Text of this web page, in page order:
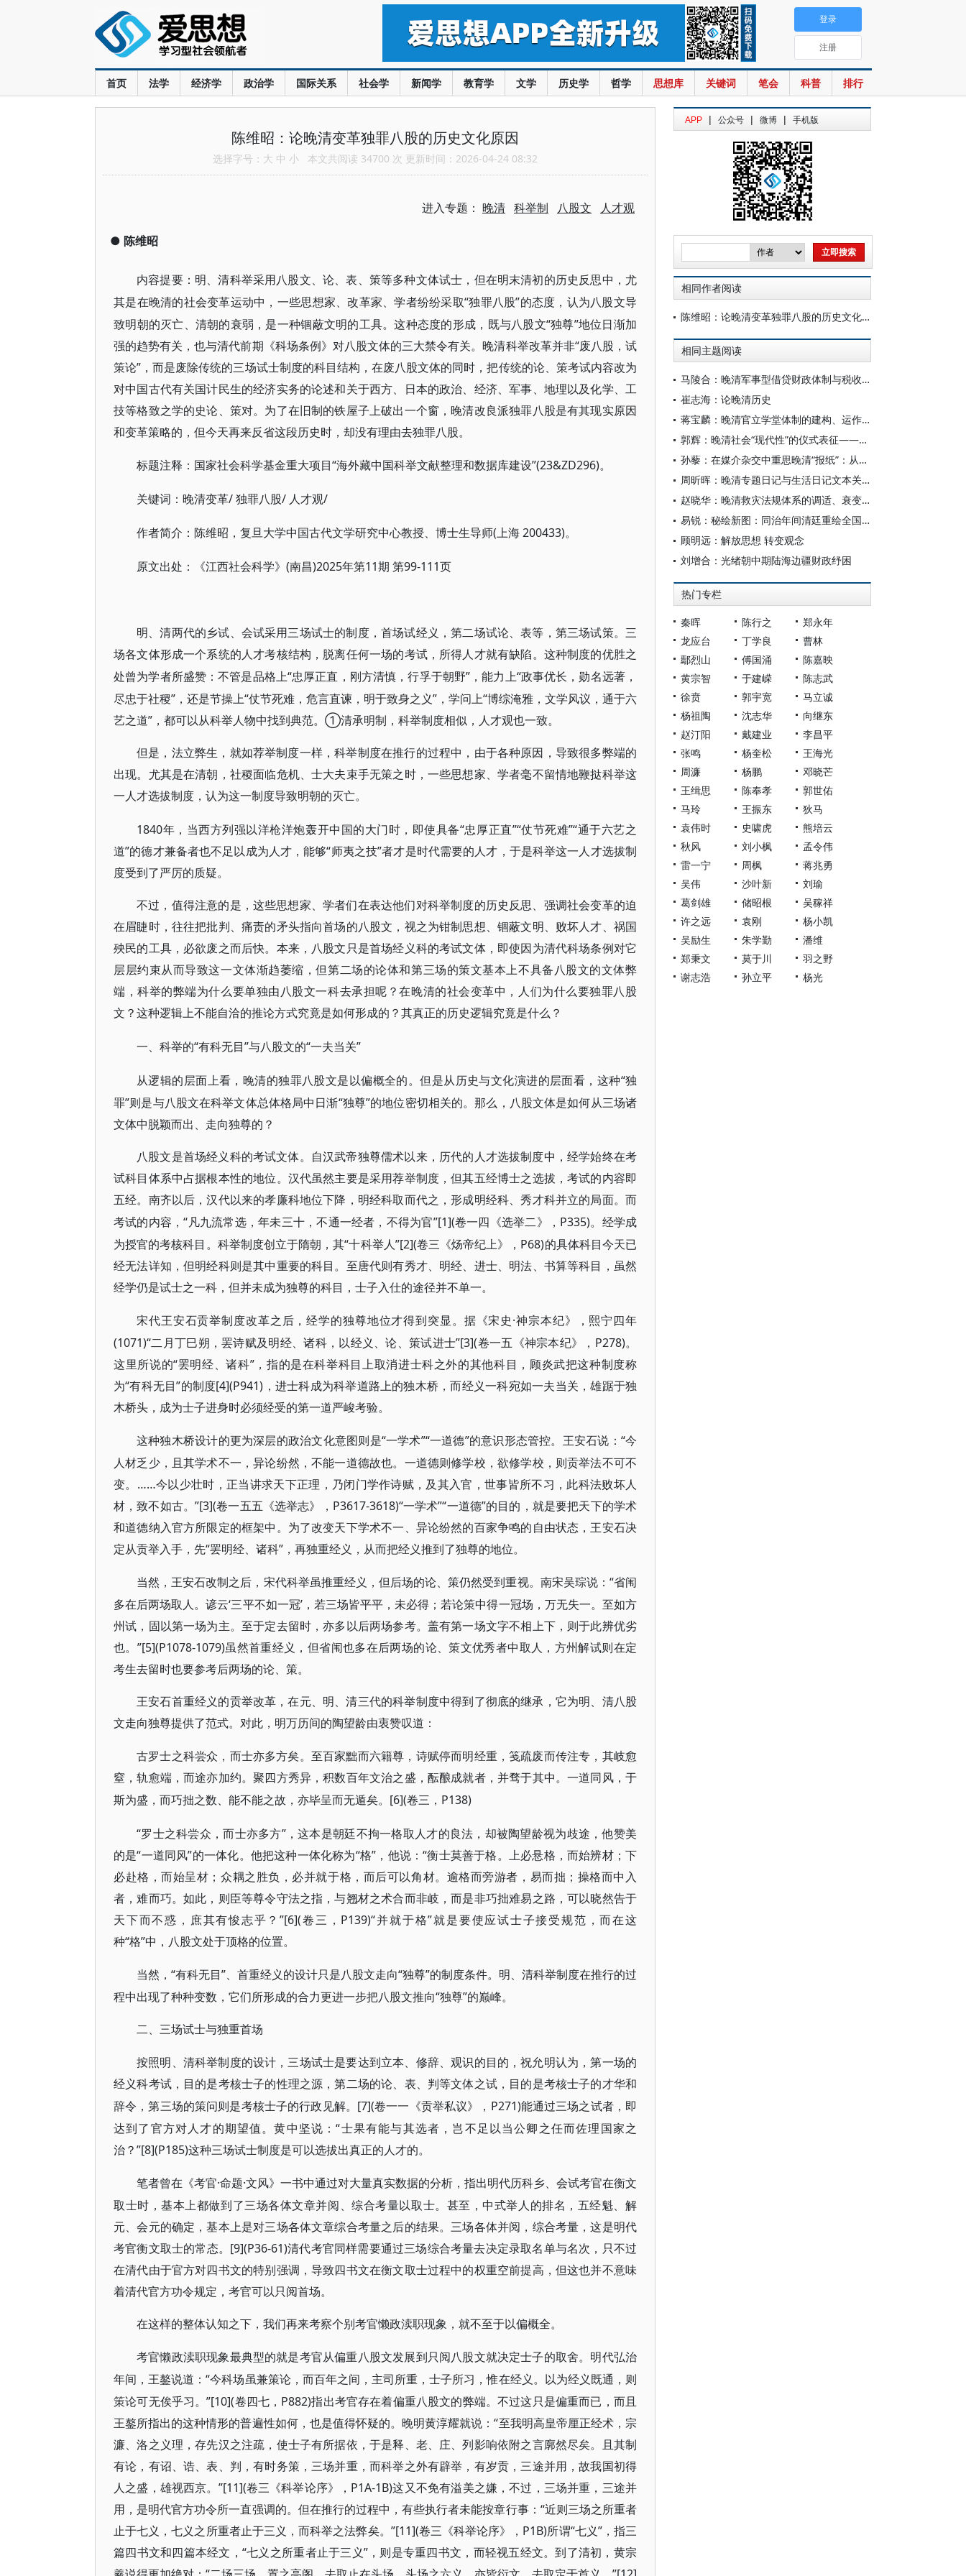
首页 法学 经济学 政治学 国际关系 社会学 新闻学 教育学 文学 历史学 哲学 思想库 关键词 笔会 科普 排行
登录
注册
陈维昭：论晚清变革独罪八股的历史文化原因
选择字号： 大 中 小 本文共阅读 34700 次 更新时间：2026-04-24 08:32
进入专题： 晚清 科举制 八股文 人才观
● 陈维昭
内容提要：明、清科举采用八股文、论、表、策等多种文体试士，但在明末清初的历史反思中，尤
其是在晚清的社会变革运动中，一些思想家、改革家、学者纷纷采取“独罪八股”的态度，认为八股文导
致明朝的灭亡、清朝的衰弱，是一种锢蔽文明的工具。这种态度的形成，既与八股文“独尊”地位日渐加
强的趋势有关，也与清代前期《科场条例》对八股文体的三大禁令有关。晚清科举改革并非“废八股，试
策论”，而是废除传统的三场试士制度的科目结构，在废八股文体的同时，把传统的论、策考试内容改为
对中国古代有关国计民生的经济实务的论述和关于西方、日本的政治、经济、军事、地理以及化学、工
技等格致之学的史论、策对。为了在旧制的铁屋子上破出一个窗，晚清改良派独罪八股是有其现实原因
和变革策略的，但今天再来反省这段历史时，却没有理由去独罪八股。
标题注释：国家社会科学基金重大项目 “海外藏中国科举文献整理和数据库建设”(23&ZD296)。
关键词：晚清变革/ 独罪八股/ 人才观/
作者简介：陈维昭，复旦大学中国古代文学研究中心教授、博士生导师(上海 200433)。
原文出处：《江西社会科学》 (南昌)2025年第11期 第99-111页
明、清两代的乡试、会试采用三场试士的制度，首场试经义，第二场试论、表等，第三场试策。三
场各文体形成一个系统的人才考核结构，脱离任何一场的考试，所得人才就有缺陷。这种制度的优胜之
处曾为学者所盛赞：不管是品格上“忠厚正直，刚方清慎，行孚于朝野”，能力上“政事优长，勋名远著，
尽忠于社稷”，还是节操上“仗节死难，危言直谏，明于致身之义”，学问上“博综淹雅，文学风议，通于六
艺之道”，都可以从科举人物中找到典范。①清承明制，科举制度相似，人才观也一致。
但是，法立弊生，就如荐举制度一样，科举制度在推行的过程中，由于各种原因，导致很多弊端的
出现。尤其是在清朝，社稷面临危机、士大夫束手无策之时，一些思想家、学者毫不留情地鞭挞科举这
一人才选拔制度，认为这一制度导致明朝的灭亡。
1840年，当西方列强以洋枪洋炮轰开中国的大门时，即使具备“忠厚正直”“仗节死难”“通于六艺之
道”的德才兼备者也不足以成为人才，能够“师夷之技”者才是时代需要的人才，于是科举这一人才选拔制
度受到了严厉的质疑。
不过，值得注意的是，这些思想家、学者们在表达他们对科举制度的历史反思、强调社会变革的迫
在眉睫时，往往把批判、痛责的矛头指向首场的八股文，视之为钳制思想、锢蔽文明、败坏人才、祸国
殃民的工具，必欲废之而后快。本来，八股文只是首场经义科的考试文体，即使因为清代科场条例对它
层层约束从而导致这一文体渐趋萎缩，但第二场的论体和第三场的策文基本上不具备八股文的文体弊
端，科举的弊端为什么要单独由八股文一科去承担呢？在晚清的社会变革中，人们为什么要独罪八股
文？这种逻辑上不能自洽的推论方式究竟是如何形成的？其真正的历史逻辑究竟是什么？
一、科举的“有科无目”与八股文的“一夫当关”
从逻辑的层面上看，晚清的独罪八股文是以偏概全的。但是从历史与文化演进的层面看，这种“独
罪”则是与八股文在科举文体总体格局中日渐“独尊”的地位密切相关的。那么，八股文体是如何从三场诸
文体中脱颖而出、走向独尊的？
八股文是首场经义科的考试文体。自汉武帝独尊儒术以来，历代的人才选拔制度中，经学始终在考
试科目体系中占据根本性的地位。汉代虽然主要是采用荐举制度，但其五经博士之选拔，考试的内容即
五经。南齐以后，汉代以来的孝廉科地位下降，明经科取而代之，形成明经科、秀才科并立的局面。而
考试的内容，“凡九流常选，年未三十，不通一经者，不得为官”[1](卷一四《选举二》，P335)。经学成
为授官的考核科目。科举制度创立于隋朝，其“十科举人”[2](卷三《炀帝纪上》，P68)的具体科目今天已
经无法详知，但明经科则是其中重要的科目。至唐代则有秀才、明经、进士、明法、书算等科目，虽然
经学仍是试士之一科，但并未成为独尊的科目，士子入仕的途径并不单一。
宋代王安石贡举制度改革之后，经学的独尊地位才得到突显。据《宋史 ·神宗本纪》，熙宁四年
(1071)“二月丁巳朔，罢诗赋及明经、诸科，以经义、论、策试进士”[3](卷一五《神宗本纪》，P278)。
这里所说的“罢明经、诸科”，指的是在科举科目上取消进士科之外的其他科目，顾炎武把这种制度称
为“有科无目”的制度[4](P941)，进士科成为科举道路上的独木桥，而经义一科宛如一夫当关，雄踞于独
木桥头，成为士子进身时必须经受的第一道严峻考验。
这种独木桥设计的更为深层的政治文化意图则是“一学术”“一道德”的意识形态管控。王安石说：“今
人材乏少，且其学术不一，异论纷然，不能一道德故也。一道德则修学校，欲修学校，则贡举法不可不
变。……今以少壮时，正当讲求天下正理，乃闭门学作诗赋，及其入官，世事皆所不习，此科法败坏人
材，致不如古。”[3](卷一五五《选举志》，P3617-3618)“一学术”“一道德”的目的，就是要把天下的学术
和道德纳入官方所限定的框架中。为了改变天下学术不一、异论纷然的百家争鸣的自由状态，王安石决
定从贡举入手，先“罢明经、诸科”，再独重经义，从而把经义推到了独尊的地位。
当然，王安石改制之后，宋代科举虽推重经义，但后场的论、策仍然受到重视。南宋吴琮说： “省闱
多在后两场取人。谚云‘三平不如一冠’，若三场皆平平，未必得；若论策中得一冠场，万无失一。至如方
州试，固以第一场为主。至于定去留时，亦多以后两场参考。盖有第一场文字不相上下，则于此辨优劣
也。”[5](P1078-1079)虽然首重经义，但省闱也多在后两场的论、策文优秀者中取人，方州解试则在定
考生去留时也要参考后两场的论、策。
王安石首重经义的贡举改革，在元、明、清三代的科举制度中得到了彻底的继承，它为明、清八股
文走向独尊提供了范式。对此，明万历间的陶望龄由衷赞叹道：
古罗士之科尝众，而士亦多方矣。至百家黜而六籍尊，诗赋停而明经重，笺疏废而传注专，其岐愈
窒，轨愈端，而途亦加约。聚四方秀异，积数百年文治之盛，酝酿成就者，并骛于其中。一道同风，于
斯为盛，而巧拙之数、能不能之故，亦毕呈而无遁矣。 [6](卷三，P138)
“罗士之科尝众，而士亦多方”，这本是朝廷不拘一格取人才的良法，却被陶望龄视为歧途，他赞美
的是“一道同风”的一体化。他把这种一体化称为“格”，他说：“衡士莫善于格。上必悬格，而始辨材；下
必赴格，而始呈材；众耦之胜负，必并就于格，而后可以角材。逾格而旁游者，易而拙；操格而中入
者，难而巧。如此，则臣等尊令守法之指，与翘材之术合而非岐，而是非巧拙难易之路，可以晓然告于
天下而不惑，庶其有悛志乎？”[6](卷三，P139)“并就于格”就是要使应试士子接受规范，而在这
种“格”中，八股文处于顶格的位置。
当然， “有科无目”、首重经义的设计只是八股文走向“独尊”的制度条件。明、清科举制度在推行的过
程中出现了种种变数，它们所形成的合力更进一步把八股文推向“独尊”的巅峰。
二、三场试士与独重首场
按照明、清科举制度的设计，三场试士是要达到立本、修辞、观识的目的，祝允明认为，第一场的
经义科考试，目的是考核士子的性理之源，第二场的论、表、判等文体之试，目的是考核士子的才华和
辞令，第三场的策问则是考核士子的行政见解。 [7](卷一一《贡举私议》，P271)能通过三场之试者，即
达到了官方对人才的期望值。黄中坚说：“士果有能与其选者，岂不足以当公卿之任而佐理国家之
治？”[8](P185)这种三场试士制度是可以选拔出真正的人才的。
笔者曾在《考官·命题·文风》一书中通过对大量真实数据的分析，指出明代历科乡、会试考官在衡文
取士时，基本上都做到了三场各体文章并阅、综合考量以取士。甚至，中式举人的排名，五经魁、解
元、会元的确定，基本上是对三场各体文章综合考量之后的结果。三场各体并阅，综合考量，这是明代
考官衡文取士的常态。[9](P36-61)清代考官同样需要通过三场综合考量去决定录取名单与名次，只不过
在清代由于官方对四书文的特别强调，导致四书文在衡文取士过程中的权重空前提高，但这也并不意味
着清代官方功令规定，考官可以只阅首场。
在这样的整体认知之下，我们再来考察个别考官懒政渎职现象，就不至于以偏概全。
考官懒政渎职现象最典型的就是考官从偏重八股文发展到只阅八股文就决定士子的取舍。明代弘治
年间，王鏊说道：“今科场虽兼策论，而百年之间，主司所重，士子所习，惟在经义。以为经义既通，则
策论可无俟乎习。”[10](卷四七，P882)指出考官存在着偏重八股文的弊端。不过这只是偏重而已，而且
王鏊所指出的这种情形的普遍性如何，也是值得怀疑的。晚明黄淳耀就说：“至我明高皇帝厘正经术，宗
濂、洛之义理，存先汉之注疏，使士子有所据依，于是释、老、庄、列影响依附之言廓然尽矣。且其制
有论，有诏、诰、表、判，有时务策，三场并重，而科举之外有辟举，有岁贡，三途并用，故我国初得
人之盛，雄视西京。”[11](卷三《科举论序》，P1A-1B)这又不免有溢美之嫌，不过，三场并重，三途并
用，是明代官方功令所一直强调的。但在推行的过程中，有些执行者未能按章行事：“近则三场之所重者
止于七义，七义之所重者止于三义，而科举之法弊矣。”[11](卷三《科举论序》，P1B)所谓“七义”，指三
篇四书文和四篇本经文，“七义之所重者止于三义”，则是专重四书文，而轻视五经文。到了清初，黄宗
APP | 公众号 | 微博 | 手机版
相同作者阅读
陈维昭：论晚清变革独罪八股的历史文化原因
相同主题阅读
马陵合：晚清军事型借贷财政体制与税收变革的走向
崔志海：论晚清历史
蒋宝麟：晚清官立学堂体制的建构、运作及其改革
郭辉：晚清社会“现代性”的仪式表征——以万寿节为视角
孙藜：在媒介杂交中重思晚清“报纸”：从电传上谕说起
周昕晖：晚清专题日记与生活日记文本关系研究
赵晓华：晚清救灾法规体系的调适、衰变与转型
易锐：秘绘新图：同治年间清廷重绘全国舆图的尝试
顾明远：解放思想 转变观念
刘增合：光绪朝中期陆海边疆财政纾困
热门专栏
秦晖 陈行之
郑永年
龙应台
丁学良
曹林
鄢烈山
傅国涌
陈嘉映
黄宗智
于建嵘
陈志武
徐贲
郭宇宽
马立诚
杨祖陶
沈志华
向继东
赵汀阳
戴建业
李昌平
张鸣
杨奎松
王海光
周濂
杨鹏
邓晓芒
王缉思
陈奉孝
郭世佑
马玲
王振东
狄马
袁伟时
史啸虎
熊培云
秋风
刘小枫
孟令伟
雷一宁
周枫
蒋兆勇
吴伟
沙叶新
刘瑜
葛剑雄
储昭根
吴稼祥
许之远
袁刚
杨小凯
吴励生
朱学勤
潘维
郑秉文
莫于川
羽之野
谢志浩
孙立平 杨光